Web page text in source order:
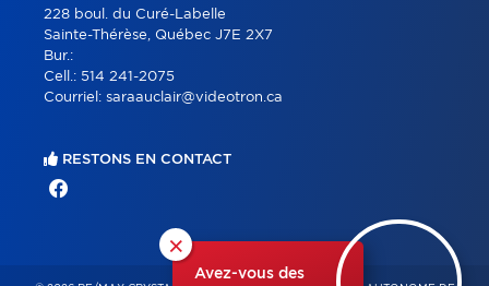
×
Avez-vous des
228 boul. du Curé-Labelle
Sainte-Thérèse, Québec J7E 2X7
Bur.:
Cell.: 514 241-2075
Courriel: saraauclair@videotron.ca
RESTONS EN CONTACT